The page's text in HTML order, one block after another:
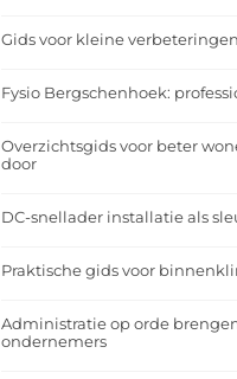
Gids voor kleine
Fysio Bergschenhoek:
Overzichtsgids voor beter
door
DC-snellader installatie als
Praktische gids voor
Administratie op orde
ondernemers